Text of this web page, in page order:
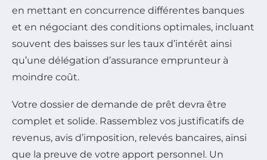
en mettant en concurrence différentes banques
et en négociant des conditions optimales, incluant
souvent des baisses sur les taux d’intérêt ainsi
qu’une délégation d’assurance emprunteur à
moindre coût.
Votre dossier de demande de prêt devra être
complet et solide. Rassemblez vos justificatifs de
revenus, avis d’imposition, relevés bancaires, ainsi
que la preuve de votre apport personnel. Un